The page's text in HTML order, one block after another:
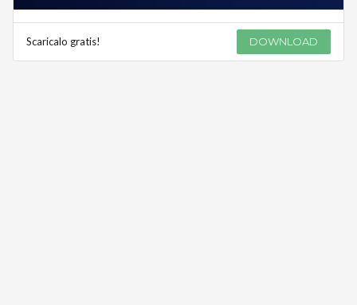
Scaricalo gratis! DOWNLOAD